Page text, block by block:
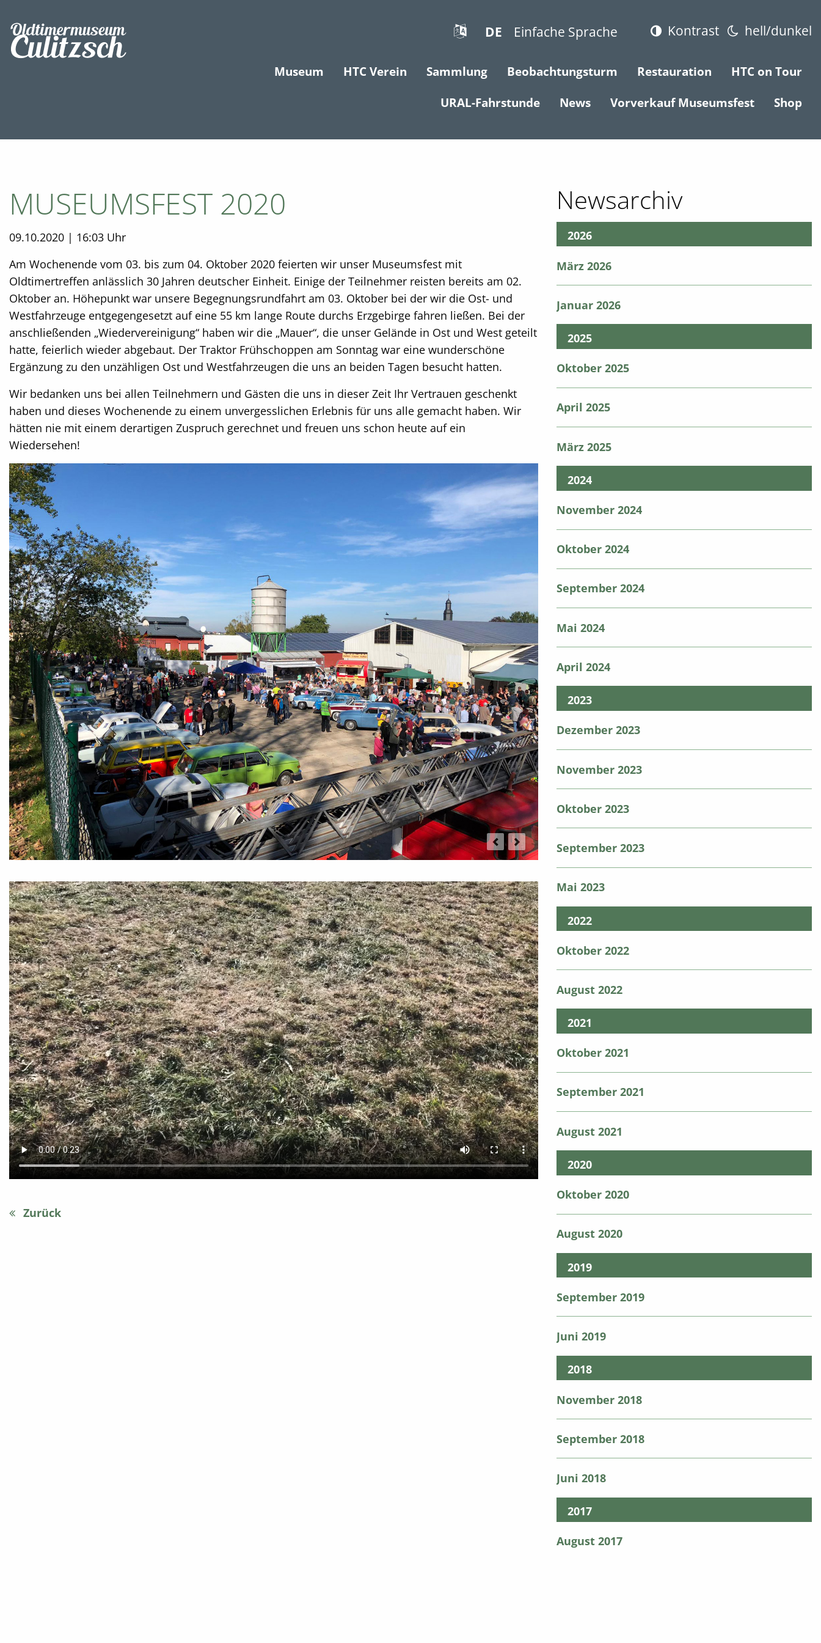
DE Einfache Sprache Kontrast hell/dunkel
Museum HTC Verein Sammlung Beobachtungsturm Restauration
HTC on Tour
URAL-Fahrstunde
News Vorverkauf Museumsfest Shop
MUSEUMSFEST 2020
09.10.2020 | 16:03 Uhr
Am Wochenende vom 03. bis zum 04. Oktober 2020 feierten wir unser Museumsfest mit
Oldtimertreffen anlässlich 30 Jahren deutscher Einheit. Einige der Teilnehmer reisten bereits am 02.
Oktober an. Höhepunkt war unsere Begegnungsrundfahrt am 03. Oktober bei der wir die Ost- und
Westfahrzeuge entgegengesetzt auf eine 55 km lange Route durchs Erzgebirge fahren ließen. Bei der
anschließenden „Wiedervereinigung“ haben wir die „Mauer“, die unser Gelände in Ost und West geteilt
hatte, feierlich wieder abgebaut. Der Traktor Frühschoppen am Sonntag war eine wunderschöne
Ergänzung zu den unzähligen Ost und Westfahrzeugen die uns an beiden Tagen besucht hatten.
Wir bedanken uns bei allen Teilnehmern und Gästen die uns in dieser Zeit Ihr Vertrauen geschenkt
haben und dieses Wochenende zu einem unvergesslichen Erlebnis für uns alle gemacht haben. Wir
hätten nie mit einem derartigen Zuspruch gerechnet und freuen uns schon heute auf ein
Wiedersehen!
Zurück
Newsarchiv
2026
März 2026
Januar 2026
2025
Oktober 2025
April 2025
März 2025
2024
November 2024
Oktober 2024
September 2024
Mai 2024
April 2024
2023
Dezember 2023
November 2023
Oktober 2023
September 2023
Mai 2023
2022
Oktober 2022
August 2022
2021
Oktober 2021
September 2021
August 2021
2020
Oktober 2020
August 2020
2019
September 2019
Juni 2019
2018
November 2018
September 2018
Juni 2018
2017
August 2017